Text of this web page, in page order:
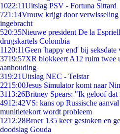
1022:11Uitslag PSV - Fortuna Sittard
721:14Vrouw krijgt door verwisseling
ingebracht
520:35Nieuwe president De la
drugskartels Colombia
11 20:11Geen 'happy end' bij
3719:57XR blokkeert A12 ruim twee
aanhouding
319:21Uitslag NEC - Telstar
2215:00Jesus Simulator komt naar
3113:26Britney Spears: "Ik geloof dat
4912:42VS: kans op Russische
munitietekort wordt probleem
1212:28Broer 135 keer gestoken en
doodslag Gouda